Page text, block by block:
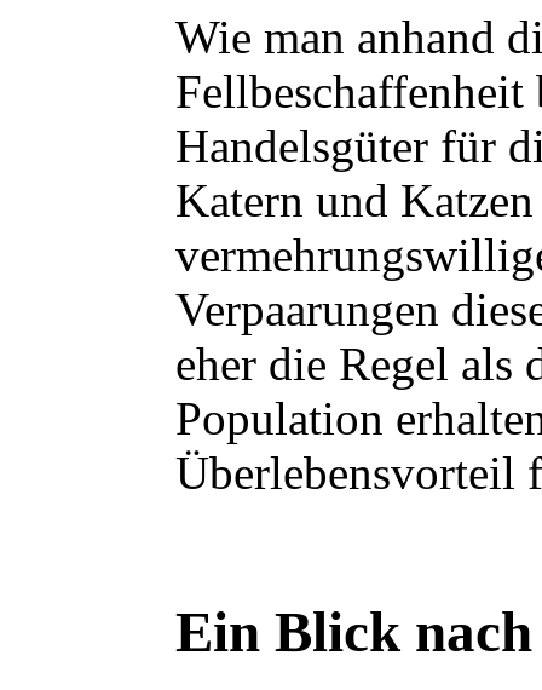
Wie man anhand
Fellbeschaffenheit
Handelsgüter für
Katern und
Verpaarungen
eher die Regel als
Population
Überlebensvorteil
Ein Blick